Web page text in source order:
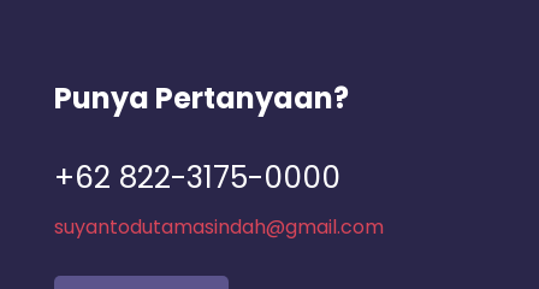
Punya Pertanyaan?
+62 822-3175-0000
suyantodutamasindah@gmail.com